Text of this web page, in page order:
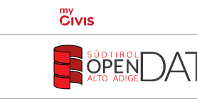
Skip to main content